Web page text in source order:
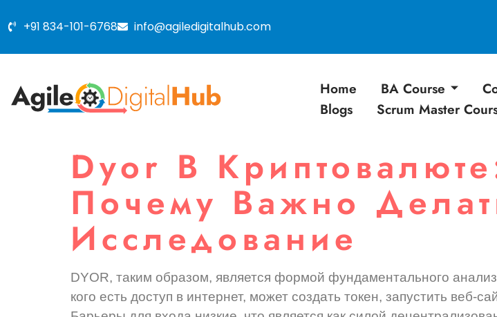
+91 834-101-6768 info@agiledigitalhub.com
Home BA Course
Blogs
Scrum Master
Dyor В
Почему Важно
Исследование
DYOR, таким образом, является формой фундаментального
кого есть доступ в интернет, может создать токен, запустить веб-